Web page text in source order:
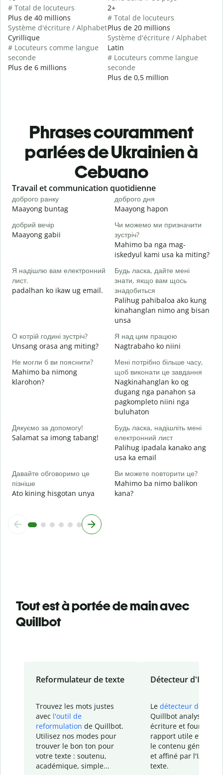
# Total de locuteurs
Plus de 40 millions
Système d'écriture / Alphabet
Cyrillique
# Locuteurs comme langue
seconde
Plus de 6 millions
2+
# Total de locuteurs
Plus de 20 millions
Système d'écriture / Alphabet
Latin
# Locuteurs comme langue
seconde
Plus de 0,5 million
Phrases couramment
parlées de Ukrainien à
Cebuano
Slide 1 of 6
Travail et communication quotidienne
доброго ранку
Maayong buntag
доброго дня
Maayong hapon
добрий вечір
Maayong gabii
Чи можемо ми призначити
зустріч?
Mahimo ba nga mag-
iskedyul kami usa ka miting?
Я надішлю вам електронний
лист.
padalhan ko ikaw ug email.
Будь ласка, дайте мені
знати, якщо вам щось
знадобиться
Palihug pahibaloa ako kung
kinahanglan nimo ang bisan
unsa
О котрій годині зустріч?
Unsang orasa ang miting?
Я над цим працюю
Nagtrabaho ko niini
Не могли б ви пояснити?
Mahimo ba nimong
klarohon?
Мені потрібно більше часу,
щоб виконати це завдання
Nagkinahanglan ko og
dugang nga panahon sa
pagkompleto niini nga
buluhaton
Дякуємо за допомогу!
Salamat sa imong tabang!
Будь ласка, надішліть мені
електронний лист
Palihug ipadala kanako ang
usa ka email
Давайте обговоримо це
пізніше
Ato kining hisgotan unya
Ви можете повторити це?
Mahimo ba nimo balikon
kana?
Tout est à portée de main avec
Quillbot
Reformulateur de texte
Trouvez les mots justes
avec l'outil de
reformulation de Quillbot.
Utilisez nos modes pour
trouver le bon ton pour
votre texte : soutenu,
académique, simple...
Détecteur d'IA
Le détecteur d'IA
Quillbot analyse votre
écriture et fournit un
rapport utile et
le contenu généré
et affiné par l'IA
texte.